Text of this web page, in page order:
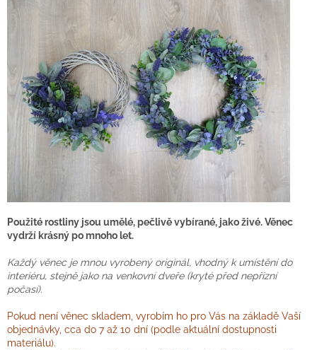
Použité rostliny jsou umělé, pečlivě vybírané, jako živé. Věnec
vydrží krásný po mnoho let.
Každý věnec je mnou vyrobený originál, vhodný k umístění do
interiéru, stejně jako na venkovní dveře (kryté před nepřízní
počasí).
Pokud není věnec skladem, vyrobím ho pro Vás na základě Vaší
objednávky, cca do 7 až 10 dní (podle aktuální dostupnosti
materiálu).